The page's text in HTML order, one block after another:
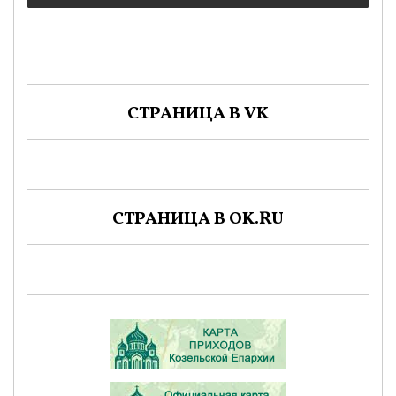
СТРАНИЦА В VK
СТРАНИЦА В OK.RU